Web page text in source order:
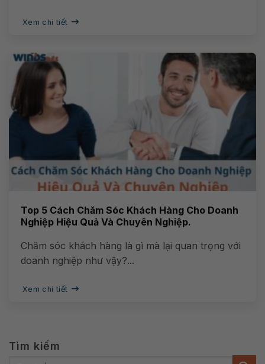
Xem chi tiết
Top 5 Cách Chăm Sóc Khách Hàng Cho Doanh
Nghiệp Hiệu Quả Và Chuyên Nghiệp.
Chăm sóc khách hàng là gì mà lại quan trọng với
doanh nghiệp như vậy?...
Xem chi tiết
Tìm kiếm